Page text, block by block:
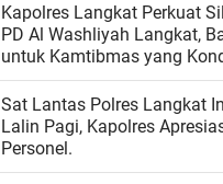
Kapolres Langkat Perkuat
PD Al Washliyah Langkat,
untuk Kamtibmas yang
Sat Lantas Polres Langkat
Lalin Pagi, Kapolres
Personel.